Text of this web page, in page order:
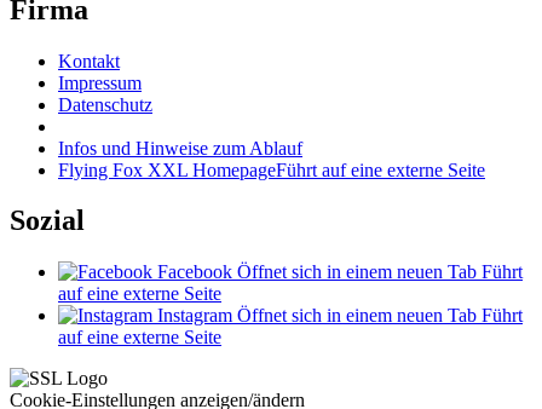
Firma
Kontakt
Impressum
Datenschutz
Infos und Hinweise zum Ablauf
Flying Fox XXL HomepageFührt auf eine externe Seite
Sozial
Facebook Öffnet sich in einem neuen Tab Führt
auf eine externe Seite
Instagram Öffnet sich in einem neuen Tab Führt
auf eine externe Seite
Cookie-Einstellungen anzeigen/ändern